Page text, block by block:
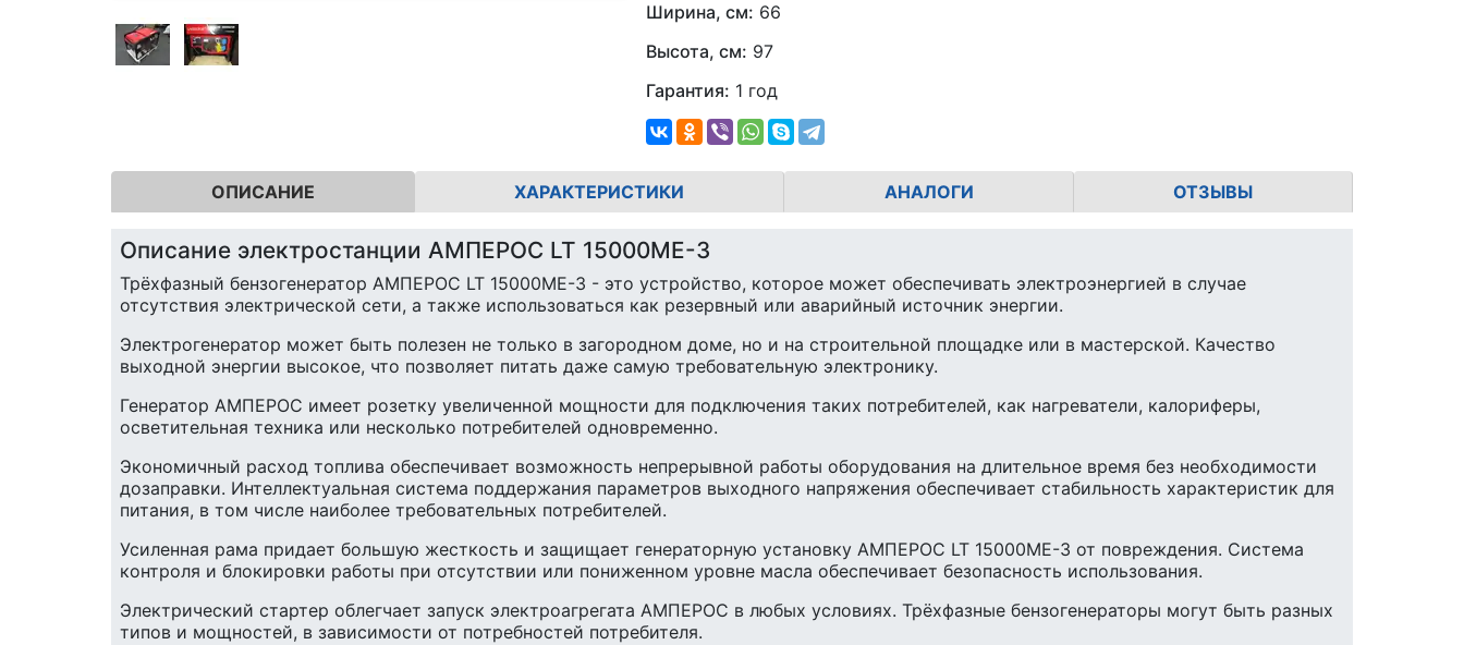
Ширина, см: 66
Высота, см: 97
Гарантия: 1 год
ОПИСАНИЕ ХАРАКТЕРИСТИКИ АНАЛОГИ ОТЗЫВЫ
Описание электростанции АМПЕРОС LT 15000ME-3
Трёхфазный бензогенератор АМПЕРОС LT 15000ME-3 - это устройство, которое может обеспечивать электроэнергией в случае
отсутствия электрической сети, а также использоваться как резервный или аварийный источник энергии.
Электрогенератор может быть полезен не только в загородном доме, но и на строительной площадке или в мастерской. Качество
выходной энергии высокое, что позволяет питать даже самую требовательную электронику.
Генератор АМПЕРОС имеет розетку увеличенной мощности для подключения таких потребителей, как нагреватели, калориферы,
осветительная техника или несколько потребителей одновременно.
Экономичный расход топлива обеспечивает возможность непрерывной работы оборудования на длительное время без необходимости
дозаправки. Интеллектуальная система поддержания параметров выходного напряжения обеспечивает стабильность характеристик для
питания, в том числе наиболее требовательных потребителей.
Усиленная рама придает большую жесткость и защищает генераторную установку АМПЕРОС LT 15000ME-3 от повреждения. Система
контроля и блокировки работы при отсутствии или пониженном уровне масла обеспечивает безопасность использования.
Электрический стартер облегчает запуск электроагрегата АМПЕРОС в любых условиях. Трёхфазные бензогенераторы могут быть разных
типов и мощностей, в зависимости от потребностей потребителя.